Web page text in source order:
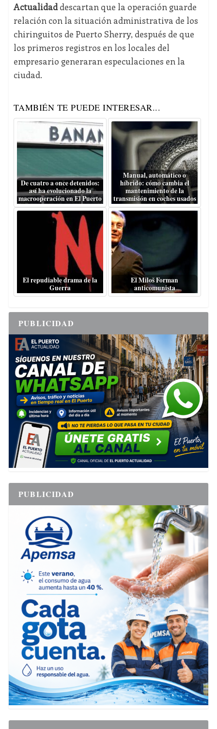
Actualidaddescartan que la operación guarde
relación con la situación administrativa de los
chiringuitos de Puerto Sherry, después de que
los primeros registros en los locales del
empresario generaran especulaciones en la
ciudad.
TAMBIÉN TE PUEDE INTERESAR...
De cuatro a once detenidos:
así ha evolucionado la
macrooperación en El Puerto
Manual, automático o
híbrido: cómo cambia el
mantenimiento de la
transmisión en coches usados
El repudiable drama de la
Guerra
El Miloš Forman
anticomunista
PUBLICIDAD
PUBLICIDAD